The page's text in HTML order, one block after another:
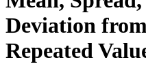
Deviation
Repeated